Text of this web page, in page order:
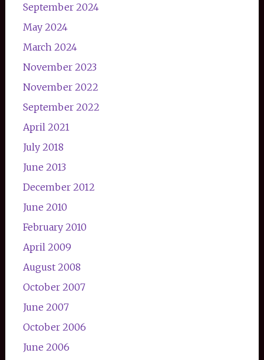
September 2024
May 2024
March 2024
November 2023
November 2022
September 2022
April 2021
July 2018
June 2013
December 2012
June 2010
February 2010
April 2009
August 2008
October 2007
June 2007
October 2006
June 2006